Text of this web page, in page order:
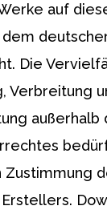
auf
Die
Verbreitung
außerhalb
Zustimmung